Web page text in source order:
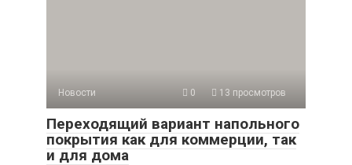
Новости 0 13 просмотров
Переходящий вариант напольного
покрытия как для коммерции, так
и для дома